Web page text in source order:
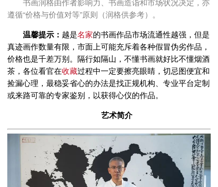
遵循“价格与价值对等”原则（润格供参考）。
温馨提示： 越是名家的书画作品市场流通性越强，但是
真迹画作数量有限，市面上可能充斥着各种假冒伪劣作品，
价格也是千差万别。隔行如隔山，不懂书画就好比不懂烟酒
茶，各位看官在收藏过程中一定要擦亮眼睛，切忌图便宜和
捡漏心理，最稳妥省心的办法是找正规机构、专业平台定制
或来路可靠的专家鉴别，以获得心仪的作品。
艺术简介